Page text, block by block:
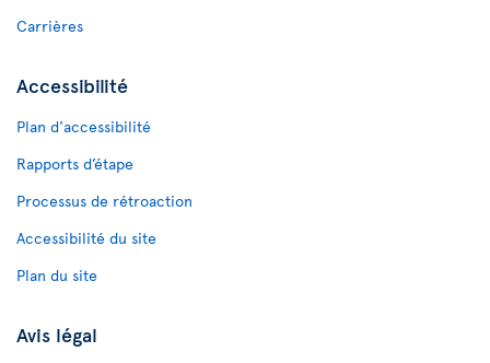
Carrières
Accessibilité
Plan d'accessibilité
Rapports d’étape
Processus de rétroaction
Accessibilité du site
Plan du site
Avis légal